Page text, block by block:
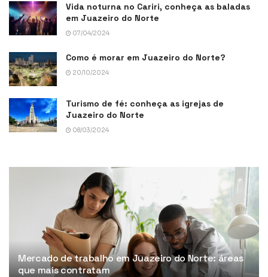
Vida noturna no Cariri, conheça as baladas
em Juazeiro do Norte
07/04/2024
Como é morar em Juazeiro do Norte?
20/10/2024
Turismo de fé: conheça as igrejas de
Juazeiro do Norte
08/03/2024
Mercado de trabalho em Juazeiro do Norte: áreas
que mais contratam